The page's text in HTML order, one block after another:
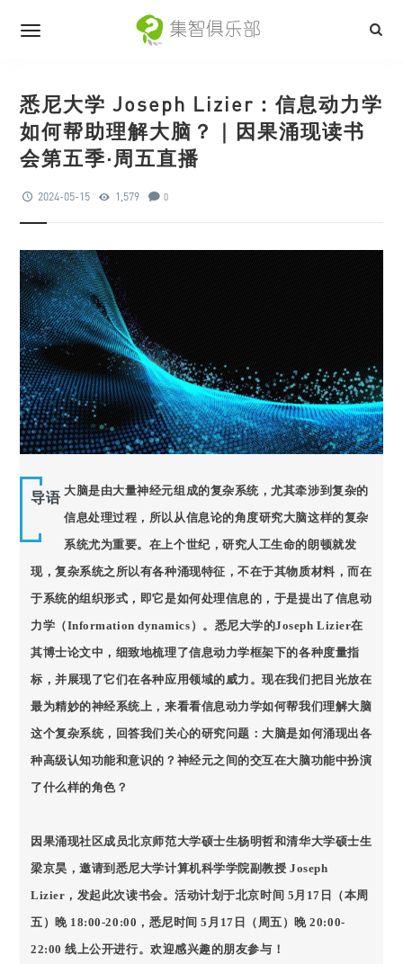
悉尼大学 Joseph Lizier：信息动力学
如何帮助理解大脑？｜因果涌现读书
会第五季·周五直播
2024-05-15 1,579 0
导语 大脑是由大量神经元组成的复杂系统，尤其牵涉到复杂的
信息处理过程，所以从信息论的角度研究大脑这样的复杂
系统尤为重要。在上个世纪，研究人工生命的朗顿就发
现，复杂系统之所以有各种涌现特征，不在于其物质材料，而在
于系统的组织形式，即它是如何处理信息的，于是提出了信息动
力学（Information dynamics）。悉尼大学的Joseph Lizier在
其博士论文中，细致地梳理了信息动力学框架下的各种度量指
标，并展现了它们在各种应用领域的威力。现在我们把目光放在
最为精妙的神经系统上，来看看信息动力学如何帮我们理解大脑
这个复杂系统，回答我们关心的研究问题：大脑是如何涌现出各
种高级认知功能和意识的？神经元之间的交互在大脑功能中扮演
了什么样的角色？
因果涌现社区成员北京师范大学硕士生杨明哲和清华大学硕士生
梁京昊，邀请到悉尼大学计算机科学学院副教授 Joseph
Lizier，发起此次读书会。活动计划于北京时间 5月17日（本周
五）晚 18:00-20:00，悉尼时间 5月17日（周五）晚 20:00-
22:00 线上公开进行。欢迎感兴趣的朋友参与！